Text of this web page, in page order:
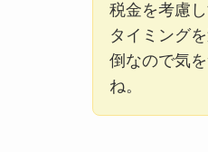
税金を考慮
タイミング
倒なので気
ね。